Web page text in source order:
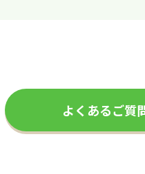
よくあるご質